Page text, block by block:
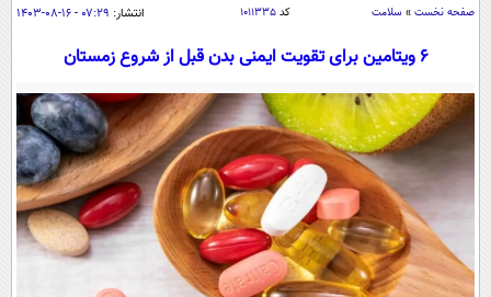
اقتصاد
اقتصادی
جامعه
حوادث
سلامت
یک برش دانایی
محیط زیست
سفر و تفریح
بین الملل
سیاست خارجی
فرهنگ و هنر
علم و دانش
فناوری و It
علمی
قرآن
گوناگون
صفحه نخست » سلامت کد۱۰۱۱۳۳۵ انتشار: ۰۷:۲۹ - ۱۶-۰۸-۱۴۰۳
۶ ویتامین برای تقویت ایمنی بدن قبل از شروع زمستان